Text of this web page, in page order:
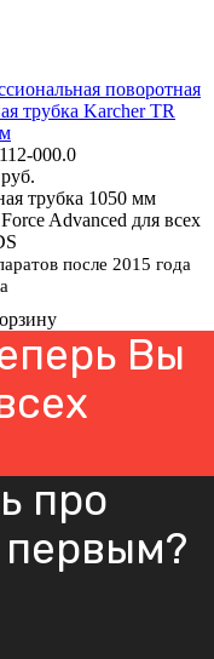
поворотная
трубка Karcher TR
000.0
руб.
трубка 1050 мм
Advanced для всех
после 2015 года
Вы
про